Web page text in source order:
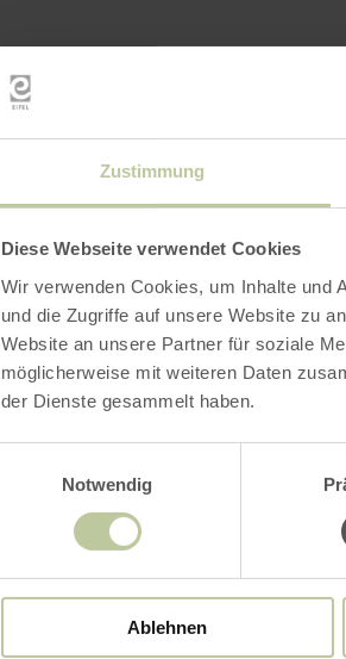
Zustimmung
Diese Webseite verwendet Cookies
Wir verwenden Cookies, um Inhalte und
und die Zugriffe auf unsere Website zu
Website an unsere Partner für soziale
möglicherweise mit weiteren Daten
der Dienste gesammelt haben.
Notwendig
Ablehnen